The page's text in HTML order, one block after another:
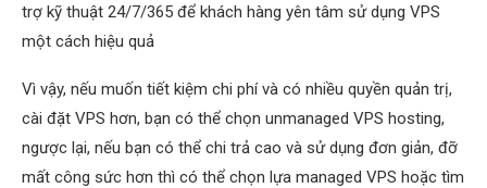
trợ kỹ thuật 24/7/365 để khách hàng yên tâm sử dụng VPS
một cách hiệu quả
Vì vậy, nếu muốn tiết kiệm chi phí và có nhiều quyền quản trị,
cài đặt VPS hơn, bạn có thể chọn unmanaged VPS hosting,
ngược lại, nếu bạn có thể chi trả cao và sử dụng đơn giản, đỡ
mất công sức hơn thì có thể chọn lựa managed VPS hoặc tìm